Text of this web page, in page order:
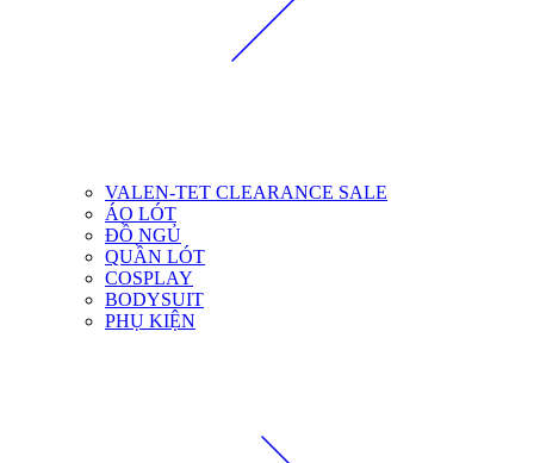
VALEN-TET CLEARANCE SALE
ÁO LÓT
ĐỒ NGỦ
QUẦN LÓT
COSPLAY
BODYSUIT
PHỤ KIỆN